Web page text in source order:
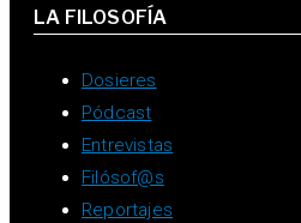
LA FILOSOFÍA
Dosieres
Pódcast
Entrevistas
Filósof@s
Reportajes